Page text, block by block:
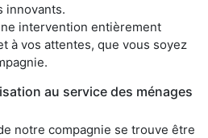
innovants.
intervention entièrement
à vos attentes, que vous soyez
au service des ménages
notre compagnie se trouve être